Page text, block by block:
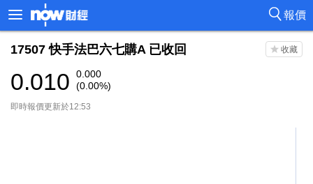
報價
17507 快手法巴六七購A 已收回
0.010
0.000
(0.00%)
即時報價更新於12:53